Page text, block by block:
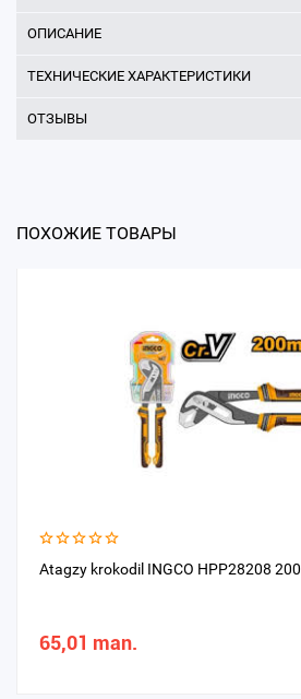
ОПИСАНИЕ
ТЕХНИЧЕСКИЕ ХАРАКТЕРИСТИКИ
ОТЗЫВЫ
ПОХОЖИЕ ТОВАРЫ
Atagzy krokodil INGCO HPP28208
65,01 man.